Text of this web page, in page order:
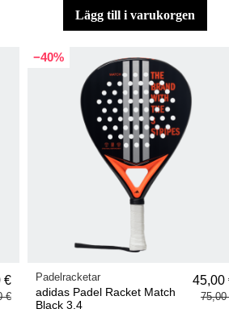
lägg till i varukorgen
€
€
−40%
Padelracketar
adidas Padel Racket Match
Black 3.4
45,00
75,00